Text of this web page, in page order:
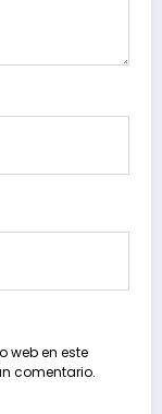
web en este
comentario.